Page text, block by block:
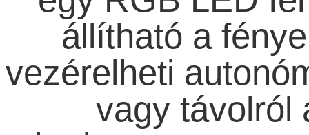
állítható a
vezérelheti
vagy távolról